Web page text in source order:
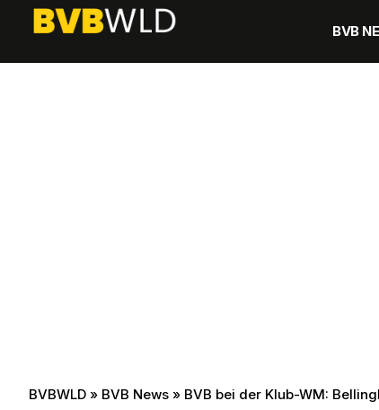
BVB
BVBWLD » BVB News » BVB bei der Klub-WM: